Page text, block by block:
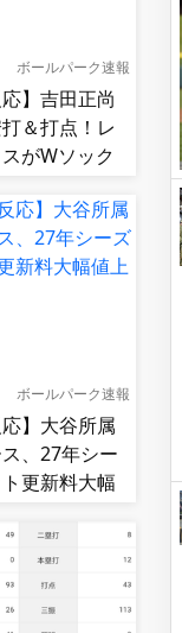
ボールパーク速報
応】吉田正尚
＆打点！レ
がWソック
ボールパーク速報
応】大谷所属
、27年シー
更新料大幅